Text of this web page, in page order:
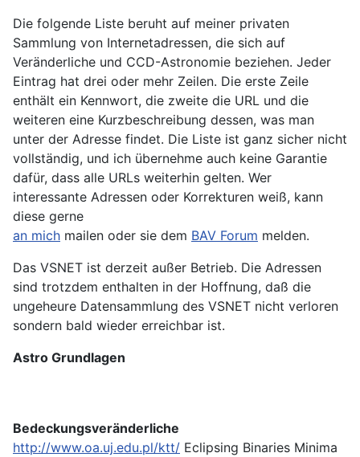
Die folgende Liste beruht auf meiner privaten
Sammlung von Internetadressen, die sich auf
Veränderliche und CCD-Astronomie beziehen. Jeder
Eintrag hat drei oder mehr Zeilen. Die erste Zeile
enthält ein Kennwort, die zweite die URL und die
weiteren eine Kurzbeschreibung dessen, was man
unter der Adresse findet. Die Liste ist ganz sicher nicht
vollständig, und ich übernehme auch keine Garantie
dafür, dass alle URLs weiterhin gelten. Wer
interessante Adressen oder Korrekturen weiß, kann
diese gerne
an mich mailen oder sie dem BAV Forum melden.
Das VSNET ist derzeit außer Betrieb. Die Adressen
sind trotzdem enthalten in der Hoffnung, daß die
ungeheure Datensammlung des VSNET nicht verloren
sondern bald wieder erreichbar ist.
Astro Grundlagen
Bedeckungsveränderliche
http://www.oa.uj.edu.pl/ktt/ Eclipsing Binaries Minima